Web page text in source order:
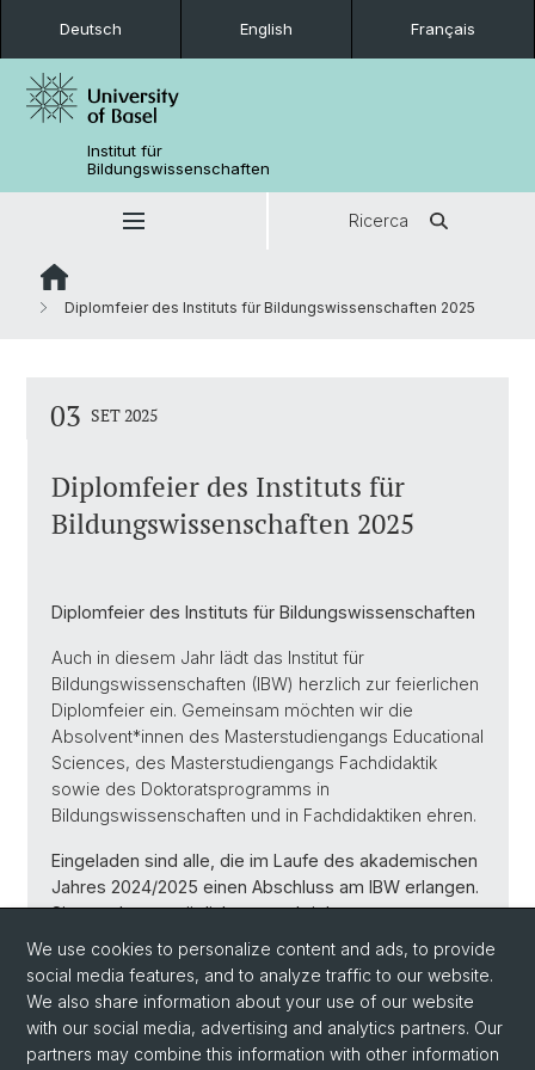
Deutsch English Français
Institut für
Bildungswissenschaften
Ricerca
Diplomfeier des Instituts für Bildungswissenschaften 2025
03 SET 2025
Diplomfeier des Instituts für
Bildungswissenschaften 2025
Diplomfeier des Instituts für Bildungswissenschaften
Auch in diesem Jahr lädt das Institut für
Bildungswissenschaften (IBW) herzlich zur feierlichen
Diplomfeier ein. Gemeinsam möchten wir die
Absolvent*innen des Masterstudiengangs Educational
Sciences, des Masterstudiengangs Fachdidaktik
sowie des Doktoratsprogramms in
Bildungswissenschaften und in Fachdidaktiken ehren.
Eingeladen sind alle, die im Laufe des akademischen
Jahres 2024/2025 einen Abschluss am IBW erlangen.
Sie werden persönlich angeschrieben.
Back
We use cookies to personalize content and ads, to provide
social media features, and to analyze traffic to our website.
We also share information about your use of our website
with our social media, advertising and analytics partners. Our
partners may combine this information with other information